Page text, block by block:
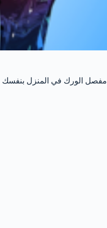
مفصل الورك في المنزل بنفسك